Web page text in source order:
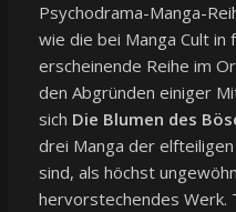
Psychodrama-Manga-
wie die bei Manga Cult in
erscheinende Reihe im
den Abgründen einiger
sich Die Blumen des
drei Manga der
sind, als höchst
hervorstechendes Werk.